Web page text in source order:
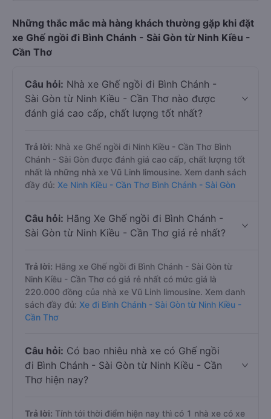
Những thắc mắc mà hàng khách thường gặp khi đặt
xe Ghế ngồi đi Bình Chánh - Sài Gòn từ Ninh Kiều -
Cần Thơ
Câu hỏi: Nhà xe Ghế ngồi đi Bình Chánh -
Sài Gòn từ Ninh Kiều - Cần Thơ nào được
đánh giá cao cấp, chất lượng tốt nhất?
Trả lời: Nhà xe Ghế ngồi đi Ninh Kiều - Cần Thơ Bình
Chánh - Sài Gòn được đánh giá cao cấp, chất lượng tốt
nhất là những nhà xe Vũ Linh limousine. Xem danh sách
đầy đủ: Xe Ninh Kiều - Cần Thơ Bình Chánh - Sài Gòn
Câu hỏi: Hãng Xe Ghế ngồi đi Bình Chánh -
Sài Gòn từ Ninh Kiều - Cần Thơ giá rẻ nhất?
Trả lời: Hãng xe Ghế ngồi đi Bình Chánh - Sài Gòn từ
Ninh Kiều - Cần Thơ có giá rẻ nhất có mức giá là
220.000 đồng của nhà xe Vũ Linh limousine. Xem danh
sách đầy đủ: Xe đi Bình Chánh - Sài Gòn từ Ninh Kiều -
Cần Thơ
Câu hỏi: Có bao nhiêu nhà xe có Ghế ngồi
đi Bình Chánh - Sài Gòn từ Ninh Kiều - Cần
Thơ hiện nay?
Trả lời: Tính tới thời điểm hiện nay thì có 1 nhà xe có xe